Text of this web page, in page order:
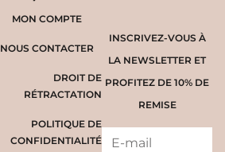
INSCRIVEZ-VOUS À
LA NEWSLETTER ET
PROFITEZ DE 10% DE
REMISE
MON COMPTE
NOUS CONTACTER
DROIT DE
RÉTRACTATION
POLITIQUE DE
CONFIDENTIALITÉ